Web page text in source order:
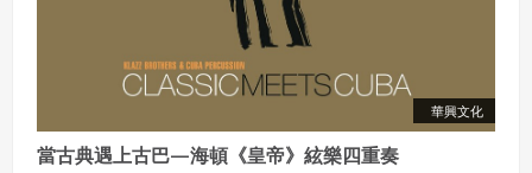
華興文化
當古典遇上古巴—海頓《皇帝》絃樂四重奏